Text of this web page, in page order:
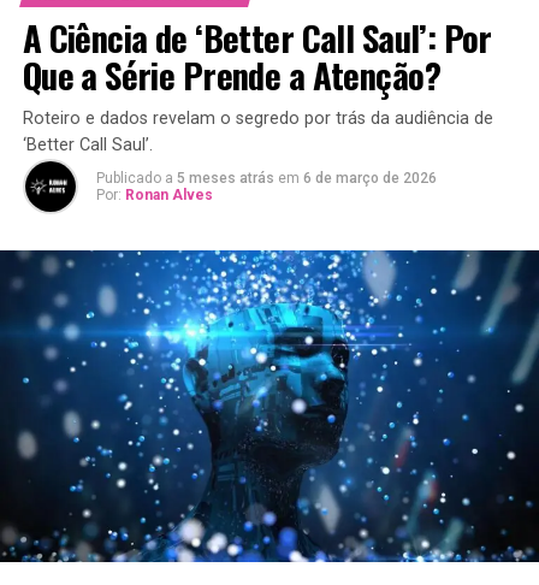
A Ciência de ‘Better Call Saul’: Por
Que a Série Prende a Atenção?
Roteiro e dados revelam o segredo por trás da audiência de
‘Better Call Saul’.
Publicado a 5 meses atrás em 6 de março de 2026
Por: Ronan Alves